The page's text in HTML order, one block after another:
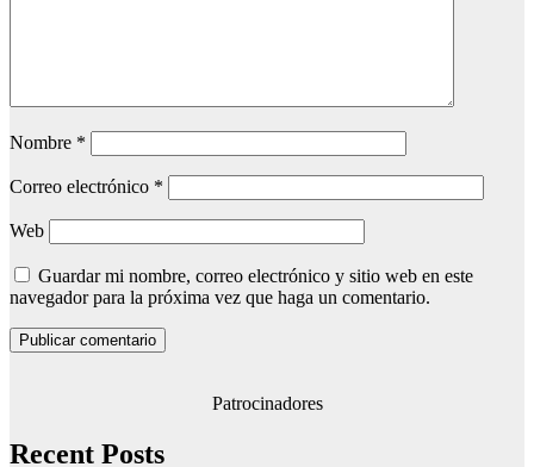
Nombre *
Correo electrónico *
Web
Guardar mi nombre, correo electrónico y sitio web en este
navegador para la próxima vez que haga un comentario.
Patrocinadores
Recent Posts